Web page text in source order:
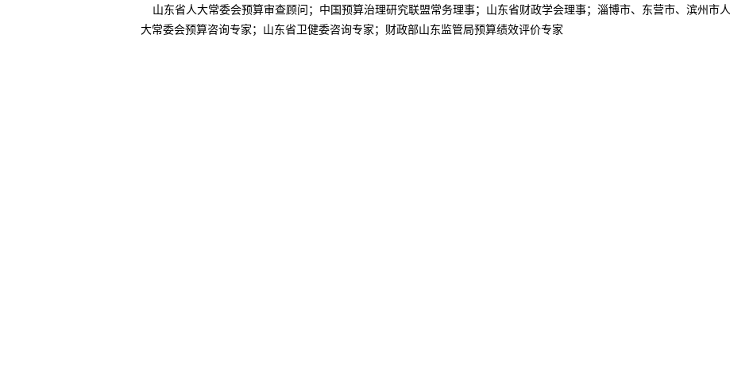
山东省人大常委会预算审查顾问；中国预算治理研究联盟常务理事；山东省财政学会理事；淄博市、东营市、滨州市人
大常委会预算咨询专家；山东省卫健委咨询专家；财政部山东监管局预算绩效评价专家